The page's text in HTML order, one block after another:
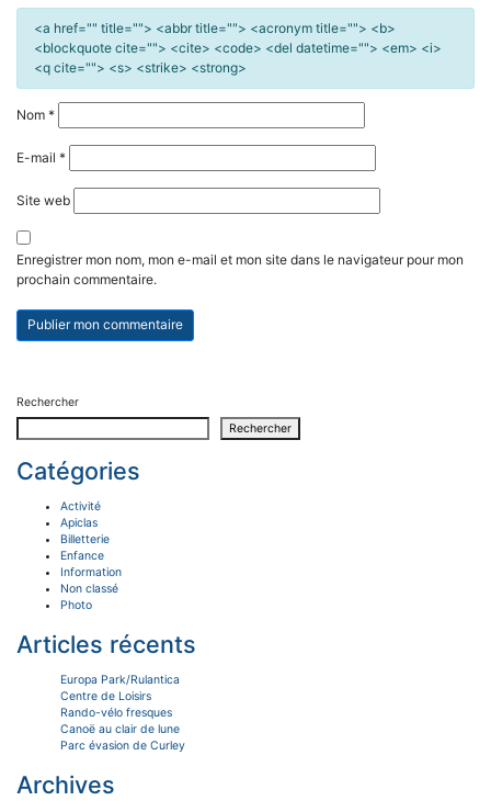
<a href="" title=""> <abbr title=""> <acronym title=""> <b>
<blockquote cite=""> <cite> <code> <del datetime=""> <em> <i>
<q cite=""> <s> <strike> <strong>
Nom *
E-mail *
Site web
Enregistrer mon nom, mon e-mail et mon site dans le navigateur pour mon
prochain commentaire.
Rechercher
Rechercher
Catégories
Activité
Apiclas
Billetterie
Enfance
Information
Non classé
Photo
Articles récents
Europa Park/Rulantica
Centre de Loisirs
Rando-vélo fresques
Canoë au clair de lune
Parc évasion de Curley
Archives